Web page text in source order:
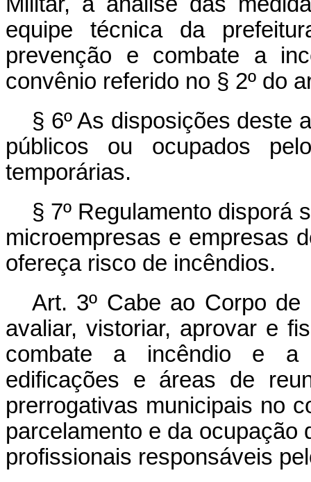
equipe técnica da
prevenção e combate a
convênio referido no § 2º do
§ 6º As disposições deste
públicos ou ocupados
temporárias.
§ 7º Regulamento disporá
microempresas e empresas
ofereça risco de incêndios.
Art. 3º Cabe ao Corpo de
avaliar, vistoriar, aprovar e
combate a incêndio e a
edificações e áreas de
prerrogativas municipais no
parcelamento e da ocupação
profissionais responsáveis